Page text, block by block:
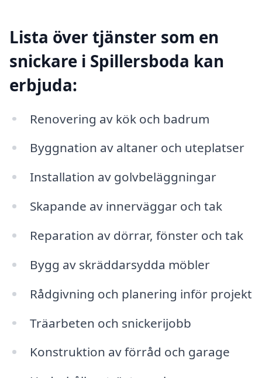
Lista över tjänster som en
snickare i Spillersboda kan
erbjuda:
Renovering av kök och badrum
Byggnation av altaner och uteplatser
Installation av golvbeläggningar
Skapande av innerväggar och tak
Reparation av dörrar, fönster och tak
Bygg av skräddarsydda möbler
Rådgivning och planering inför projekt
Träarbeten och snickerijobb
Konstruktion av förråd och garage